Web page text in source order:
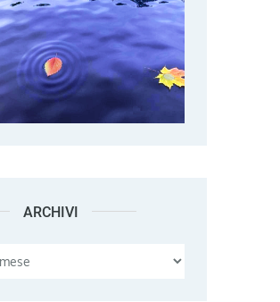
ARCHIVI Archivi